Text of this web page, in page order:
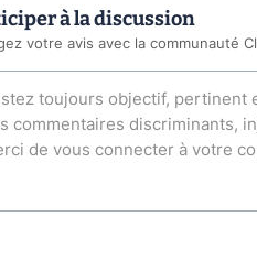
à la discussion
votre avis avec la communauté